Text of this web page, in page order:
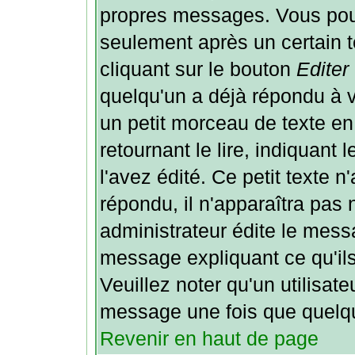
propres messages. Vous
seulement après un certain
cliquant sur le bouton Editer
quelqu'un a déjà répondu à
un petit morceau de texte
retournant le lire, indiquant
l'avez édité. Ce petit texte
répondu, il n'apparaîtra pas
administrateur édite le
message expliquant ce
Veuillez noter qu'un
message une fois que
Revenir en haut de page